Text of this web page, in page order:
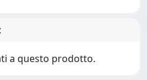
a questo prodotto.